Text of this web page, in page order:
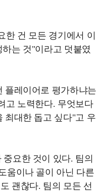
한 건 모든 경기에서 이
는 것"이라고 덧붙였
플레이어로 평가하냐는
고 노력한다. 무엇보다
최대한 돕고 싶다"고 우
요한 것이 있다. 팀의
움이나 골이 아닌 다른
괜찮다. 팀의 모든 선